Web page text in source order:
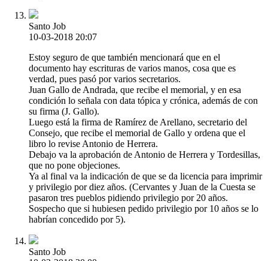
Santo Job
10-03-2018 20:07
Estoy seguro de que también mencionará que en el
documento hay escrituras de varios manos, cosa que es
verdad, pues pasó por varios secretarios.
Juan Gallo de Andrada, que recibe el memorial, y en esa
condición lo señala con data tópica y crónica, además de con
su firma (J. Gallo).
Luego está la firma de Ramírez de Arellano, secretario del
Consejo, que recibe el memorial de Gallo y ordena que el
libro lo revise Antonio de Herrera.
Debajo va la aprobación de Antonio de Herrera y Tordesillas,
que no pone objeciones.
Ya al final va la indicación de que se da licencia para imprimir
y privilegio por diez años. (Cervantes y Juan de la Cuesta se
pasaron tres pueblos pidiendo privilegio por 20 años.
Sospecho que si hubiesen pedido privilegio por 10 años se lo
habrían concedido por 5).
Santo Job